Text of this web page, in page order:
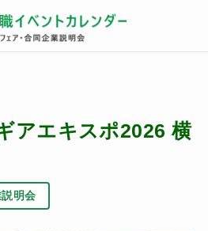
アエキスポ2026 横
明会